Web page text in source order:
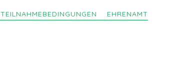
TEILNAHMEBEDINGUNGEN EHRENAMT